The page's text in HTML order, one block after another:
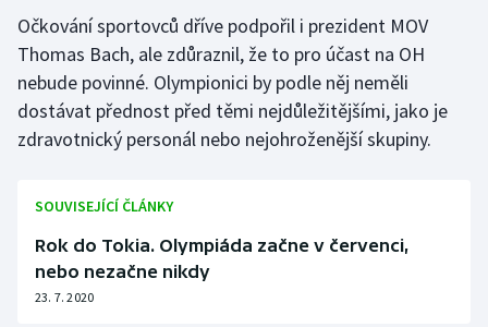
Očkování sportovců dříve podpořil i prezident MOV
Thomas Bach, ale zdůraznil, že to pro účast na OH
nebude povinné. Olympionici by podle něj neměli
dostávat přednost před těmi nejdůležitějšími, jako je
zdravotnický personál nebo nejohroženější skupiny.
SOUVISEJÍCÍ ČLÁNKY
Rok do Tokia. Olympiáda začne v červenci,
nebo nezačne nikdy
23. 7. 2020